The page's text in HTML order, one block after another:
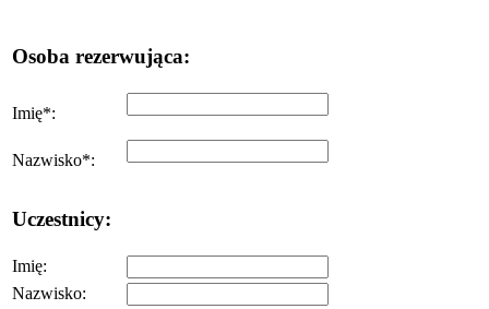
Osoba rezerwująca:
Imię*:
Nazwisko*:
Uczestnicy:
Imię:
Nazwisko: